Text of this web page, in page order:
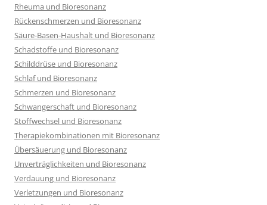
Rheuma und Bioresonanz
Rückenschmerzen und Bioresonanz
Säure-Basen-Haushalt und Bioresonanz
Schadstoffe und Bioresonanz
Schilddrüse und Bioresonanz
Schlaf und Bioresonanz
Schmerzen und Bioresonanz
Schwangerschaft und Bioresonanz
Stoffwechsel und Bioresonanz
Therapiekombinationen mit Bioresonanz
Übersäuerung und Bioresonanz
Unverträglichkeiten und Bioresonanz
Verdauung und Bioresonanz
Verletzungen und Bioresonanz